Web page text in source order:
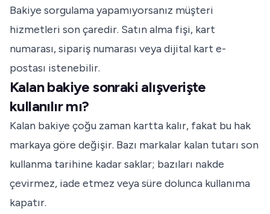
Bakiye sorgulama yapamıyorsanız müşteri
hizmetleri son çaredir. Satın alma fişi, kart
numarası, sipariş numarası veya dijital kart e-
postası istenebilir.
Kalan bakiye sonraki alışverişte
kullanılır mı?
Kalan bakiye çoğu zaman kartta kalır, fakat bu hak
markaya göre değişir. Bazı markalar kalan tutarı son
kullanma tarihine kadar saklar; bazıları nakde
çevirmez, iade etmez veya süre dolunca kullanıma
kapatır.